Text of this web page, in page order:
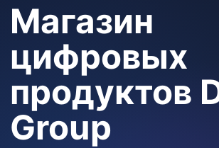
Магазин
цифровых
продуктов
Group